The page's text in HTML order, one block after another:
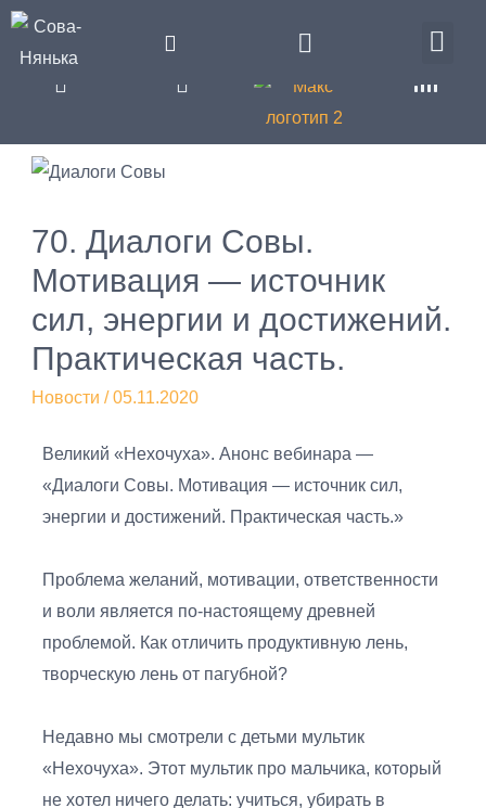
70. Диалоги Совы.
Мотивация — источник
сил, энергии и достижений.
Практическая часть.
Новости /05.11.2020
Великий «Нехочуха». Анонс вебинара —
«Диалоги Совы. Мотивация — источник сил,
энергии и достижений. Практическая часть.»
Проблема желаний, мотивации, ответственности
и воли является по-настоящему древней
проблемой. Как отличить продуктивную лень,
творческую лень от пагубной?
Недавно мы смотрели с детьми мультик
«Нехочуха». Этот мультик про мальчика, который
не хотел ничего делать: учиться, убирать в